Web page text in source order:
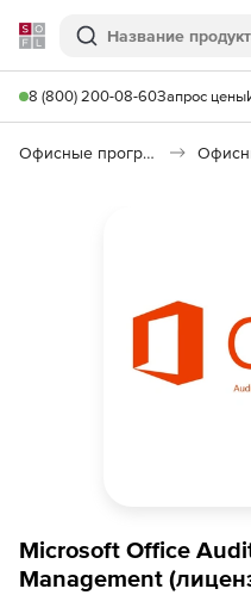
Softline
Поиск
8 (800) 200-08-60Запрос цены
Офисные программы
Microsoft Office
Management